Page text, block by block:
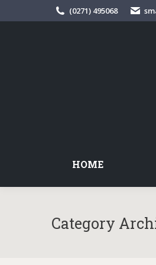
(0271) 495068
HOME
Category